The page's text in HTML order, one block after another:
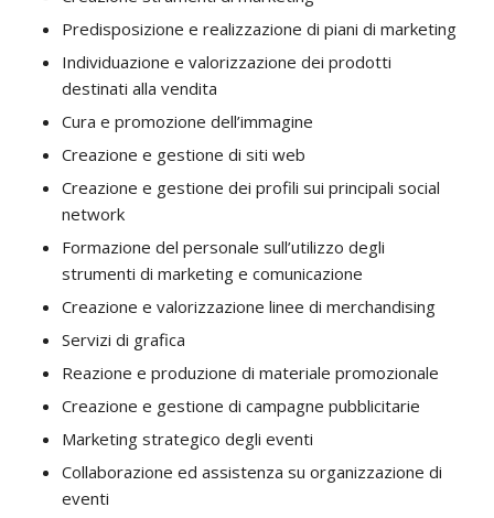
Predisposizione e realizzazione di piani di marketing
Individuazione e valorizzazione dei prodotti
destinati alla vendita
Cura e promozione dell’immagine
Creazione e gestione di siti web
Creazione e gestione dei profili sui principali social
network
Formazione del personale sull’utilizzo degli
strumenti di marketing e comunicazione
Creazione e valorizzazione linee di merchandising
Servizi di grafica
Reazione e produzione di materiale promozionale
Creazione e gestione di campagne pubblicitarie
Marketing strategico degli eventi
Collaborazione ed assistenza su organizzazione di
eventi